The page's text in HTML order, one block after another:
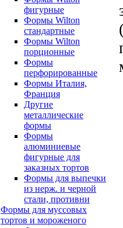
фигурные
Формы Wilton
стандартные
Формы Wilton
порционные
Формы
перфорированные
Формы Италия,
Франция
Другие
металлические
формы
Формы
алюминиевые
фигурные для
заказных тортов
Формы для выпечки
из нерж. и черной
стали, противни
Формы для муссовых
тортов и мороженого